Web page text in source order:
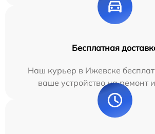
Бесплатная
Наш курьер в Ижевске
ваше устройство на ремонт